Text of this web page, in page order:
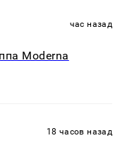
час назад
Moderna
18 часов назад